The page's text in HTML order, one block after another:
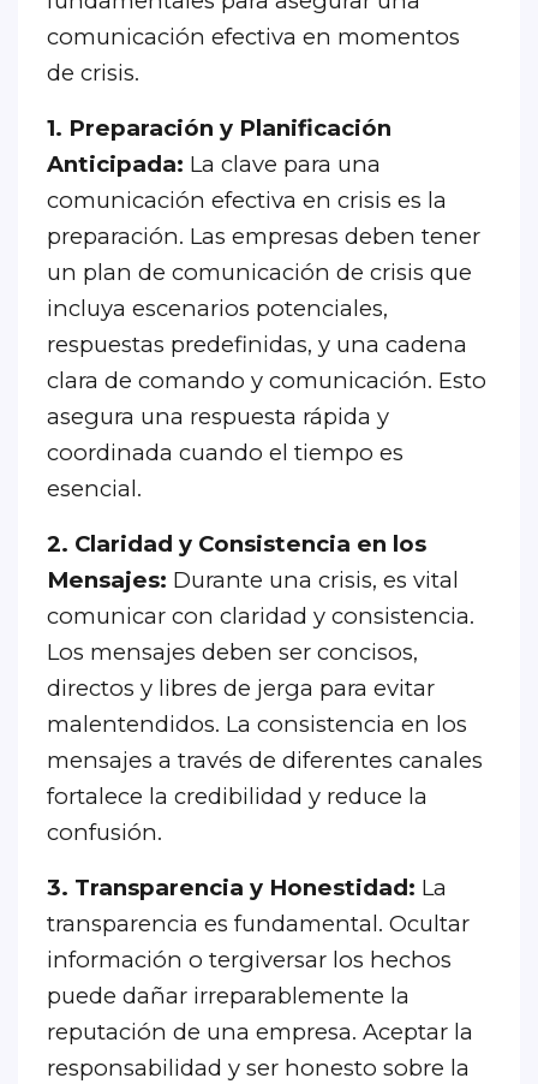
comunicación efectiva en momentos
de crisis.
1. Preparación y Planificación
Anticipada: La clave para una
comunicación efectiva en crisis es la
preparación. Las empresas deben tener
un plan de comunicación de crisis que
incluya escenarios potenciales,
respuestas predefinidas, y una cadena
clara de comando y comunicación. Esto
asegura una respuesta rápida y
coordinada cuando el tiempo es
esencial.
2. Claridad y Consistencia en los
Mensajes: Durante una crisis, es vital
comunicar con claridad y consistencia.
Los mensajes deben ser concisos,
directos y libres de jerga para evitar
malentendidos. La consistencia en los
mensajes a través de diferentes canales
fortalece la credibilidad y reduce la
confusión.
3. Transparencia y Honestidad: La
transparencia es fundamental. Ocultar
información o tergiversar los hechos
puede dañar irreparablemente la
reputación de una empresa. Aceptar la
responsabilidad y ser honesto sobre la